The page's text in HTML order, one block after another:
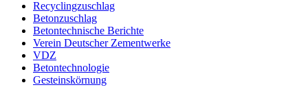
Recyclingzuschlag
Betonzuschlag
Betontechnische Berichte
Verein Deutscher Zementwerke
VDZ
Betontechnologie
Gesteinskörnung